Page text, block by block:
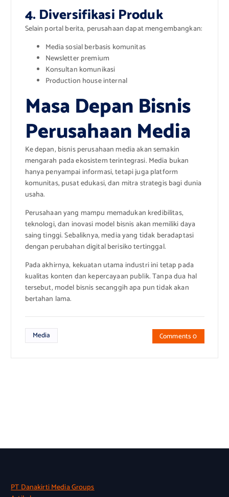
4. Diversifikasi Produk
Selain portal berita, perusahaan dapat mengembangkan:
Media sosial berbasis komunitas
Newsletter premium
Konsultan komunikasi
Production house internal
Masa Depan Bisnis
Perusahaan Media
Ke depan, bisnis perusahaan media akan semakin
mengarah pada ekosistem terintegrasi. Media bukan
hanya penyampai informasi, tetapi juga platform
komunitas, pusat edukasi, dan mitra strategis bagi dunia
usaha.
Perusahaan yang mampu memadukan kredibilitas,
teknologi, dan inovasi model bisnis akan memiliki daya
saing tinggi. Sebaliknya, media yang tidak beradaptasi
dengan perubahan digital berisiko tertinggal.
Pada akhirnya, kekuatan utama industri ini tetap pada
kualitas konten dan kepercayaan publik. Tanpa dua hal
tersebut, model bisnis secanggih apa pun tidak akan
bertahan lama.
Media Comments 0
PT Danakirti Media Groups